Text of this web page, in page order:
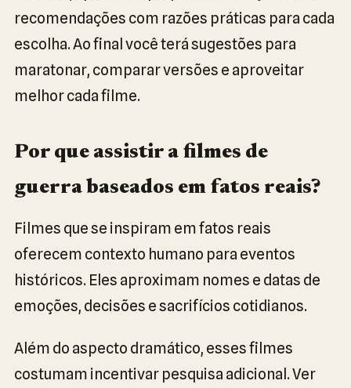
recomendações com razões práticas para cada
escolha. Ao final você terá sugestões para
maratonar, comparar versões e aproveitar
melhor cada filme.
Por que assistir a filmes de
guerra baseados em fatos reais?
Filmes que se inspiram em fatos reais
oferecem contexto humano para eventos
históricos. Eles aproximam nomes e datas de
emoções, decisões e sacrifícios cotidianos.
Além do aspecto dramático, esses filmes
costumam incentivar pesquisa adicional. Ver